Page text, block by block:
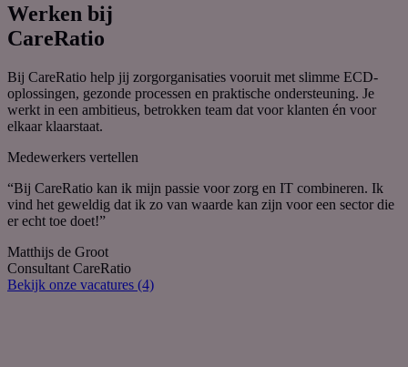
Werken bij
CareRatio
Bij CareRatio help jij zorgorganisaties vooruit met slimme ECD-
oplossingen, gezonde processen en praktische ondersteuning. Je
werkt in een ambitieus, betrokken team dat voor klanten én voor
elkaar klaarstaat.
Medewerkers vertellen
“Bij CareRatio kan ik mijn passie voor zorg en IT combineren. Ik
vind het geweldig dat ik zo van waarde kan zijn voor een sector die
er echt toe doet!”
Matthijs de Groot
Consultant CareRatio
Bekijk onze vacatures (4)